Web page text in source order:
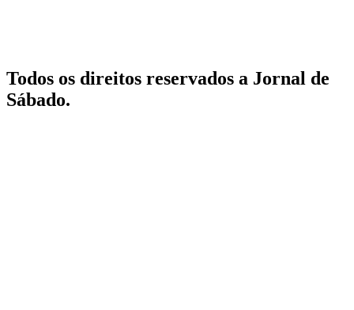
Todos os direitos reservados a Jornal de
Sábado.